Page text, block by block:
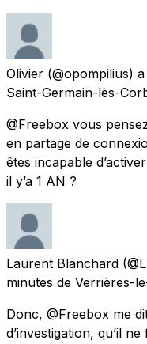
Olivier (@opompilius)
Saint-Germain-lès-
@Freebox vous
en partage de
êtes incapable
il y’a 1 AN ?
Laurent Blanchard
minutes de Verrières-
Donc, @Freebox me
d’investigation, qu’il